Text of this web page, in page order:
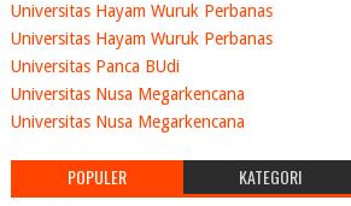
Universitas Hayam Wuruk Perbanas
Universitas Hayam Wuruk Perbanas
Universitas Panca BUdi
Universitas Nusa Megarkencana
Universitas Nusa Megarkencana
POPULER KATEGORI